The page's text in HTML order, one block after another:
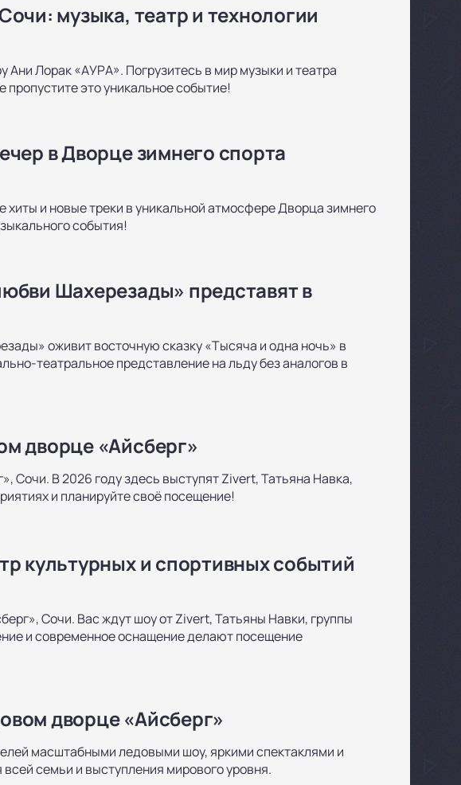
музыка, театр и технологии
Ани Лорак «АУРА». Погрузитесь в мир музыки и театра
это уникальное событие!
в Дворце зимнего спорта
и новые треки в уникальной атмосфере Дворца зимнего
события!
Шахерезады» представят в
оживит восточную сказку «Тысяча и одна ночь» в
театральное представление на льду без аналогов в
дворце «Айсберг»
Сочи. В 2026 году здесь выступят Zivert, Татьяна Навка,
и планируйте своё посещение!
культурных и спортивных событий
Сочи. Вас ждут шоу от Zivert, Татьяны Навки, группы
и современное оснащение делают посещение
дворце «Айсберг»
масштабными ледовыми шоу, яркими спектаклями и
семьи и выступления мирового уровня.